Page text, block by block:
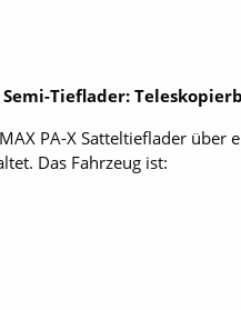
Semi-Tieflader:
PA-X Satteltieflader über
Das Fahrzeug ist: